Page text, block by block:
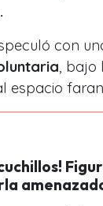
con
,
espacio